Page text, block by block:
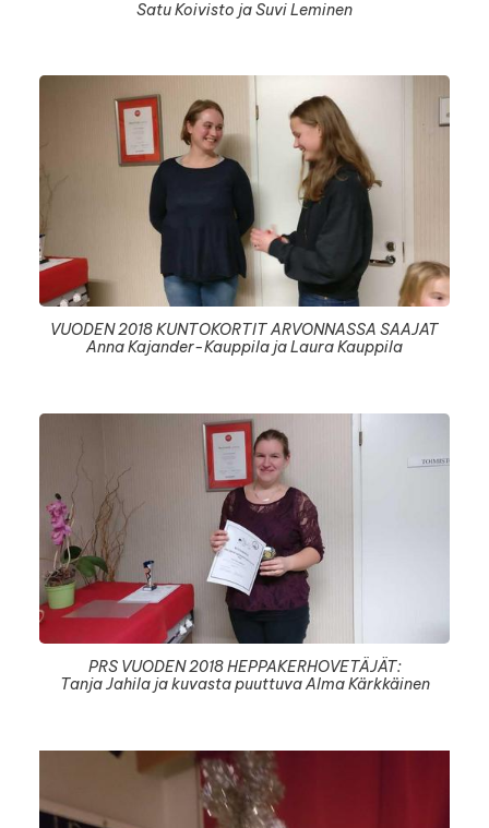
Satu Koivisto ja Suvi Leminen
VUODEN 2018 KUNTOKORTIT ARVONNASSA SAAJAT
Anna Kajander-Kauppila ja Laura Kauppila
PRS VUODEN 2018 HEPPAKERHOVETÄJÄT:
Tanja Jahila ja kuvasta puuttuva Alma Kärkkäinen